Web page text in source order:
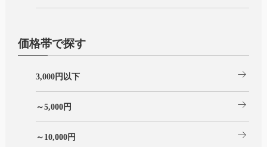
価格帯で探す
3,000円以下 arrow_right_alt
～5,000円 arrow_right_alt
～10,000円 arrow_right_alt